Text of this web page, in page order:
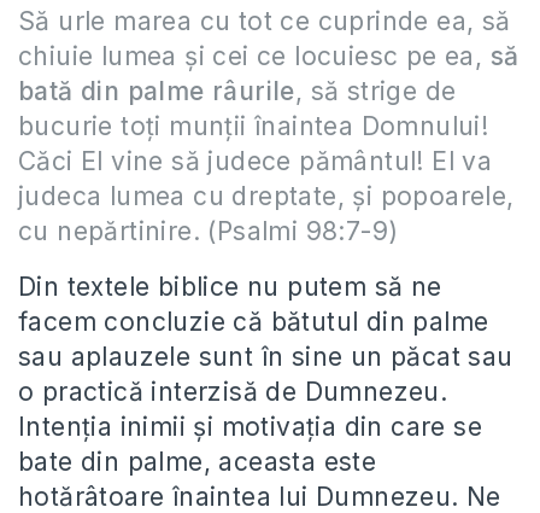
Să urle marea cu tot ce cuprinde ea, să
chiuie lumea şi cei ce locuiesc pe ea, să
bată din palme râurile, să strige de
bucurie toţi munţii înaintea Domnului!
Căci El vine să judece pământul! El va
judeca lumea cu dreptate, şi popoarele,
cu nepărtinire. (Psalmi 98:7-9)
Din textele biblice nu putem să ne
facem concluzie că bătutul din palme
sau aplauzele sunt în sine un păcat sau
o practică interzisă de Dumnezeu.
Intenţia inimii şi motivaţia din care se
bate din palme, aceasta este
hotărâtoare înaintea lui Dumnezeu. Ne